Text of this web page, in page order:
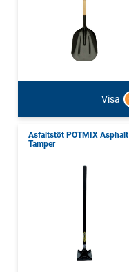
Visa
Asfaltstöt POTMIX Asphalt
Tamper